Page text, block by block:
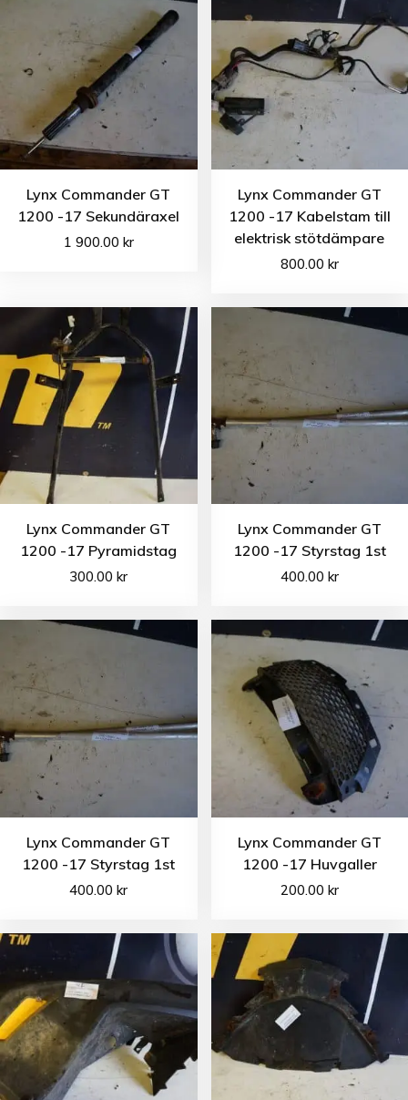
Lynx Commander GT
1200 -17 Sekundäraxel
1 900.00 kr
Lynx Commander GT
1200 -17 Kabelstam till
elektrisk stötdämpare
800.00 kr
Lynx Commander GT
1200 -17 Pyramidstag
300.00kr
Lynx Commander GT
1200 -17 Styrstag 1st
400.00 kr
Lynx Commander GT
1200 -17 Styrstag 1st
400.00kr
Lynx Commander GT
1200 -17 Huvgaller
200.00 kr